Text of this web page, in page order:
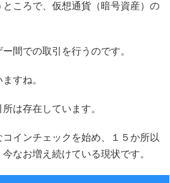
ころで、仮想通貨（暗号資産）の
間での取引を行うのです。
すね。
は存在しています。
インチェックを始め、１５か所以
なお増え続けている現状です。